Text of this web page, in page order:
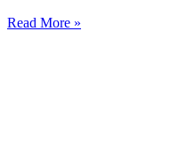
Read More »